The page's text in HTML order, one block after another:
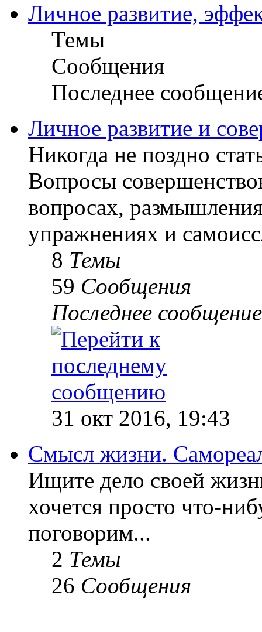
Личное развитие,
Темы
Сообщения
Последнее
Личное развитие и
Никогда не поздно
Вопросы
вопросах,
упражнениях и
8 Темы
59 Сообщения
Последнее сообщение
31 окт 2016, 19:43
Смысл жизни.
Ищите дело своей
хочется просто что-
поговорим...
2 Темы
26 Сообщения